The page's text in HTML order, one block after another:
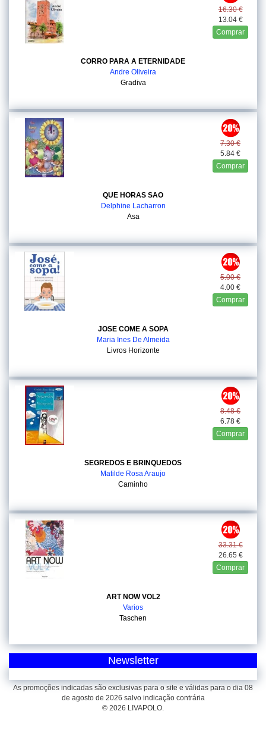
16.30 €
13.04 €
Comprar
CORRO PARA A ETERNIDADE
Andre Oliveira
Gradiva
7.30 €
5.84 €
Comprar
QUE HORAS SAO
Delphine Lacharron
Asa
5.00 €
4.00 €
Comprar
JOSE COME A SOPA
Maria Ines De Almeida
Livros Horizonte
8.48 €
6.78 €
Comprar
SEGREDOS E BRINQUEDOS
Matilde Rosa Araujo
Caminho
33.31 €
26.65 €
Comprar
ART NOW VOL2
Varios
Taschen
Newsletter
As promoções indicadas são exclusivas para o site e válidas para o dia 08
de agosto de 2026 salvo indicação contrária
© 2026 LIVAPOLO.